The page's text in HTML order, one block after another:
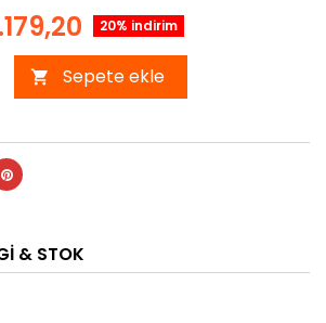
20% indirim
 Sepete ekle
& STOK